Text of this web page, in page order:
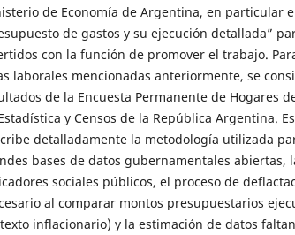
de Economía de Argentina, en particular
de gastos y su ejecución detallada”
con la función de promover el trabajo.
laborales mencionadas anteriormente, se
de la Encuesta Permanente de Hogares
y Censos de la República Argentina.
detalladamente la metodología utilizada
bases de datos gubernamentales abiertas,
sociales públicos, el proceso de
al comparar montos presupuestarios
inflacionario) y la estimación de datos